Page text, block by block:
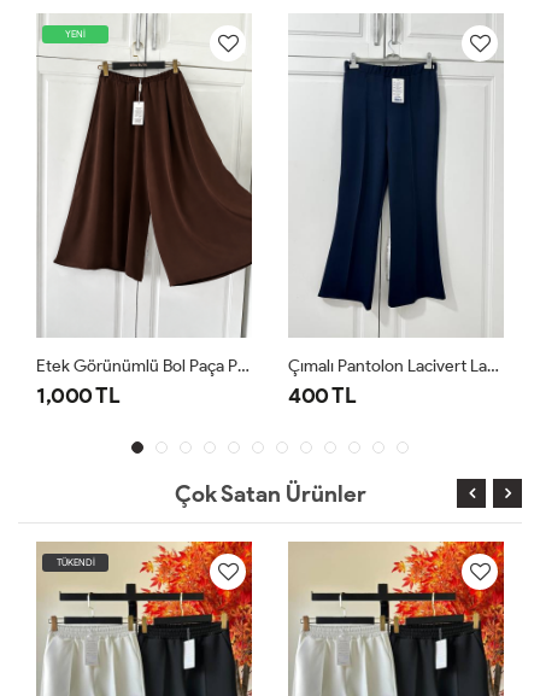
YENİ
Etek Görünümlü Bol Paça Pantolon Acıkahve Acı Kahve
1,000 TL
Çımalı Pantolon Lacivert Lacivert
400 TL
Çok Satan Ürünler
TÜKENDİ